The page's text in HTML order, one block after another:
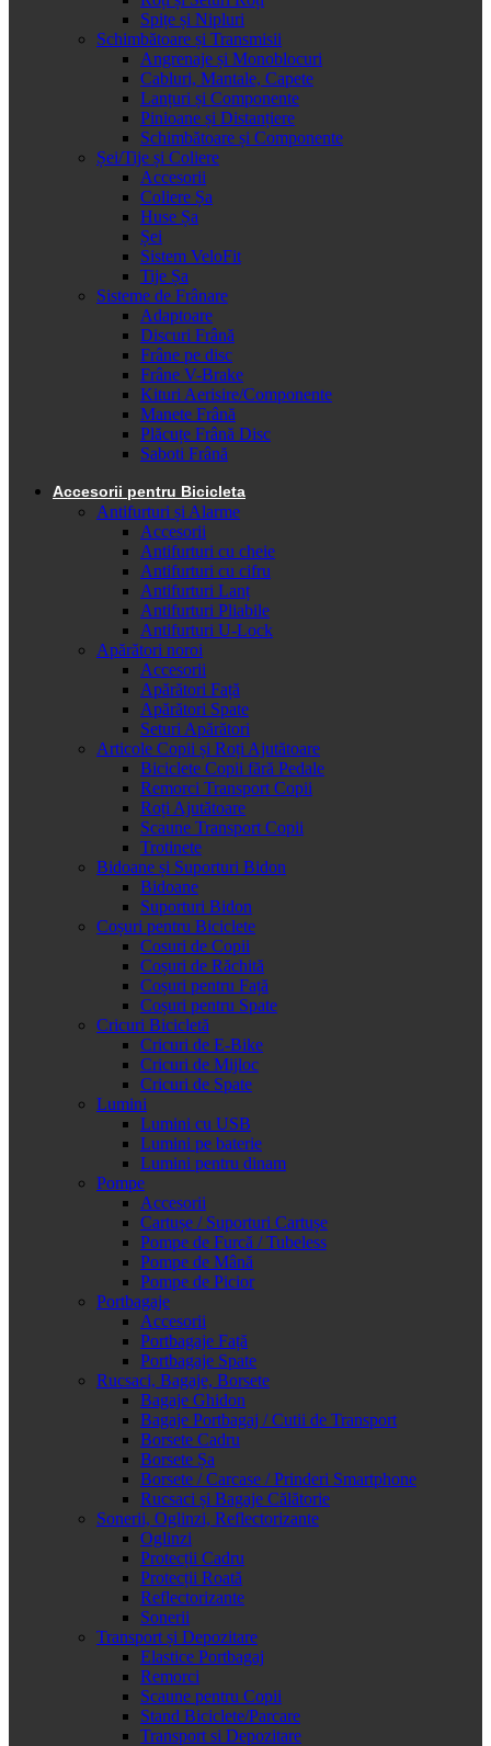
Spițe și Nipluri
Schimbătoare și Transmisii
Angrenaje și Monoblocuri
Cabluri, Mantale, Capete
Lanțuri și Componente
Pinioane și Distanțiere
Schimbătoare și Componente
Șei/Tije și Coliere
Accesorii
Coliere Șa
Huse Șa
Șei
Sistem VeloFit
Tije Șa
Sisteme de Frânare
Adaptoare
Discuri Frână
Frâne pe disc
Frâne V-Brake
Kituri Aerisire/Componente
Manete Frână
Plăcuțe Frână Disc
Saboti Frână
Accesorii pentru Bicicleta
Antifurturi și Alarme
Accesorii
Antifurturi cu cheie
Antifurturi cu cifru
Antifurturi Lanț
Antifurturi Pliabile
Antifurturi U-Lock
Apărători noroi
Accesorii
Apărători Față
Apărători Spate
Seturi Apărători
Articole Copii și Roți Ajutătoare
Biciclete Copii fără Pedale
Remorci Transport Copii
Roți Ajutătoare
Scaune Transport Copii
Trotinete
Bidoane și Suporturi Bidon
Bidoane
Suporturi Bidon
Coșuri pentru Biciclete
Cosuri de Copii
Coșuri de Răchită
Coșuri pentru Față
Coșuri pentru Spate
Cricuri Bicicletă
Cricuri de E-Bike
Cricuri de Mijloc
Cricuri de Spate
Lumini
Lumini cu USB
Lumini pe baterie
Lumini pentru dinam
Pompe
Accesorii
Cartușe / Suporturi Cartușe
Pompe de Furcă / Tubeless
Pompe de Mână
Pompe de Picior
Portbagaje
Accesorii
Portbagaje Față
Portbagaje Spate
Rucsaci, Bagaje, Borsete
Bagaje Ghidon
Bagaje Portbagaj / Cutii de Transport
Borsete Cadru
Borsete Șa
Borsete / Carcase / Prinderi Smartphone
Rucsaci și Bagaje Călătorie
Sonerii, Oglinzi, Reflectorizante
Oglinzi
Protecții Cadru
Protecții Roată
Reflectorizante
Sonerii
Transport și Depozitare
Elastice Portbagaj
Remorci
Scaune pentru Copii
Stand Biciclete/Parcare
Transport si Depozitare